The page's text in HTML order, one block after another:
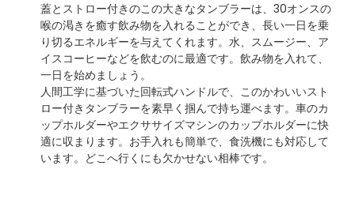
蓋とストロー付きのこの大きなタンブラーは、30オンスの
喉の渇きを癒す飲み物を入れることができ、長い一日を乗
り切るエネルギーを与えてくれます。水、スムージー、ア
イスコーヒーなどを飲むのに最適です。飲み物を入れて、
一日を始めましょう。
人間工学に基づいた回転式ハンドルで、このかわいいスト
ロー付きタンブラーを素早く掴んで持ち運べます。車のカ
ップホルダーやエクササイズマシンのカップホルダーに快
適に収まります。お手入れも簡単で、食洗機にも対応して
います。どこへ行くにも欠かせない相棒です。